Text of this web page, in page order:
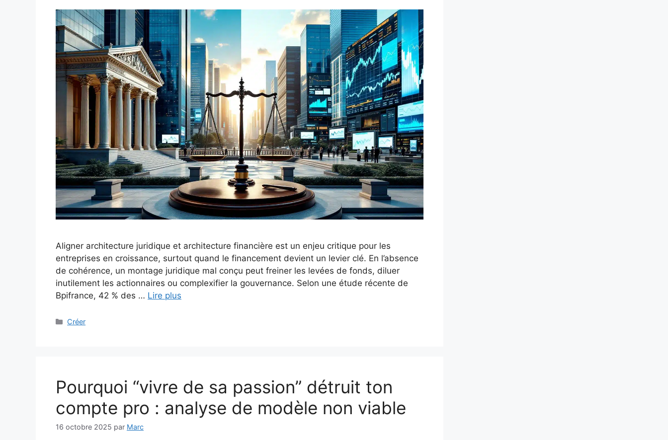
Aligner architecture juridique et architecture financière est un enjeu critique pour les
entreprises en croissance, surtout quand le financement devient un levier clé. En l’absence
de cohérence, un montage juridique mal conçu peut freiner les levées de fonds, diluer
inutilement les actionnaires ou complexifier la gouvernance. Selon une étude récente de
Bpifrance, 42 % des … Lire plus
Catégories
Créer
Pourquoi “vivre de sa passion” détruit ton
compte pro : analyse de modèle non viable
16 octobre 2025 par Marc